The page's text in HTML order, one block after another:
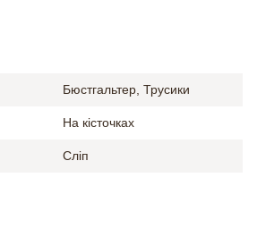
Бюстгальтер, Трусики
На кісточках
Сліп